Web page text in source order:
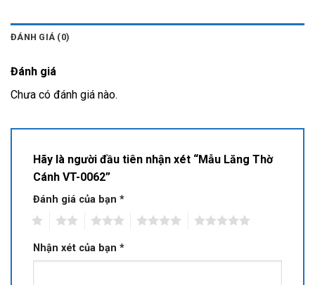
ĐÁNH GIÁ (0)
Đánh giá
Chưa có đánh giá nào.
Hãy là người đầu tiên nhận xét “Mẫu Lăng Thờ
Cánh VT-0062”
Đánh giá của bạn *
Nhận xét của bạn *